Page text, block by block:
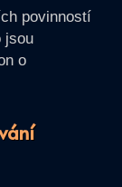
povinností
jsou
o